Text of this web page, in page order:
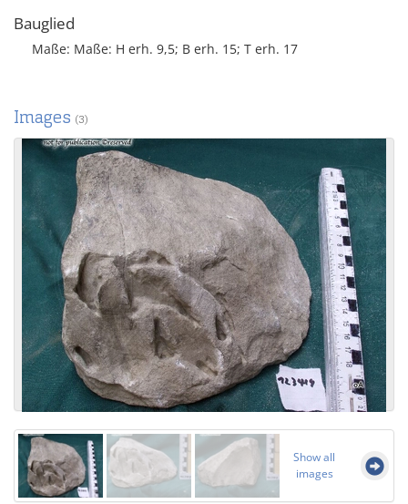
Bauglied
Maße: Maße: H erh. 9,5; B erh. 15; T erh. 17
Images (3)
Show all
images